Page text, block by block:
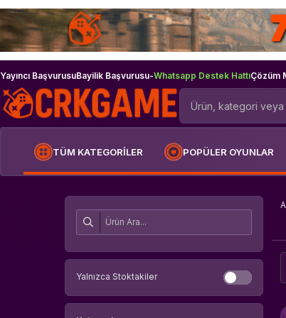
Yayıncı BaşvurusuBayilik Başvurusu-Whatsapp Destek HattıÇözüm
TÜM KATEGORİLER POPÜLER OYUNLAR
Yalnızca Stoktakiler